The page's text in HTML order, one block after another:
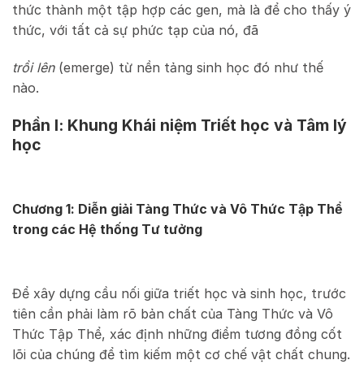
thức thành một tập hợp các gen, mà là để cho thấy ý
thức, với tất cả sự phức tạp của nó, đã
trồi lên(emerge) từ nền tảng sinh học đó như thế
nào.
Phần I: Khung Khái niệm Triết học và Tâm lý
học
Chương 1: Diễn giải Tàng Thức và Vô Thức Tập Thể
trong các Hệ thống Tư tưởng
Để xây dựng cầu nối giữa triết học và sinh học, trước
tiên cần phải làm rõ bản chất của Tàng Thức và Vô
Thức Tập Thể, xác định những điểm tương đồng cốt
lõi của chúng để tìm kiếm một cơ chế vật chất chung.